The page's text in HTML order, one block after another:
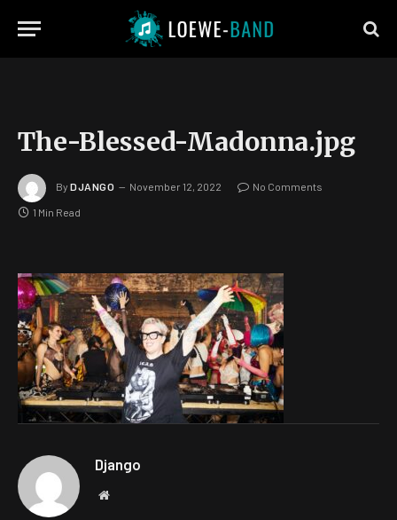
The-Blessed-Madonna.jpg
By DJANGO November 12, 2022 No Comments
1 Min Read
Django
Website